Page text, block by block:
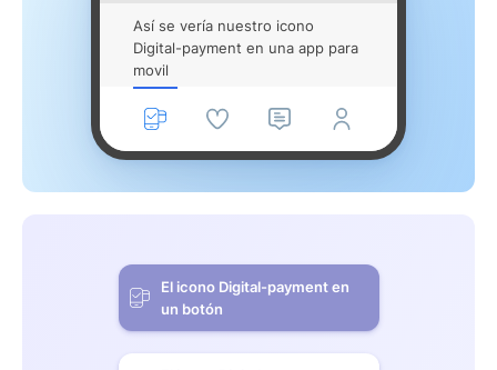
Así se vería nuestro icono
Digital-payment en una app para
movil
El icono Digital-payment en
un botón